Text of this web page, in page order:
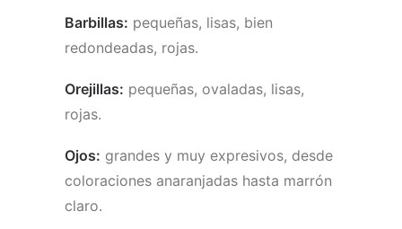
Barbillas: pequeñas, lisas, bien
redondeadas, rojas.
Orejillas: pequeñas, ovaladas, lisas,
rojas.
Ojos: grandes y muy expresivos, desde
coloraciones anaranjadas hasta marrón
claro.